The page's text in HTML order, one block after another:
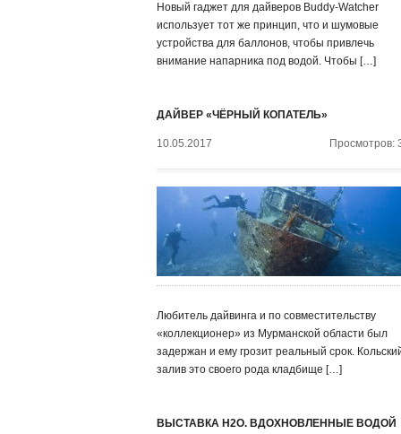
Новый гаджет для дайверов Buddy-Watcher
использует тот же принцип, что и шумовые
устройства для баллонов, чтобы привлечь
внимание напарника под водой. Чтобы […]
ДАЙВЕР «ЧЁРНЫЙ КОПАТЕЛЬ»
10.05.2017 Просмотров:
Любитель дайвинга и по совместительству
«коллекционер» из Мурманской области был
задержан и ему грозит реальный срок.
залив это своего рода кладбище […]
ВЫСТАВКА H2O. ВДОХНОВЛЕННЫЕ ВОДОЙ